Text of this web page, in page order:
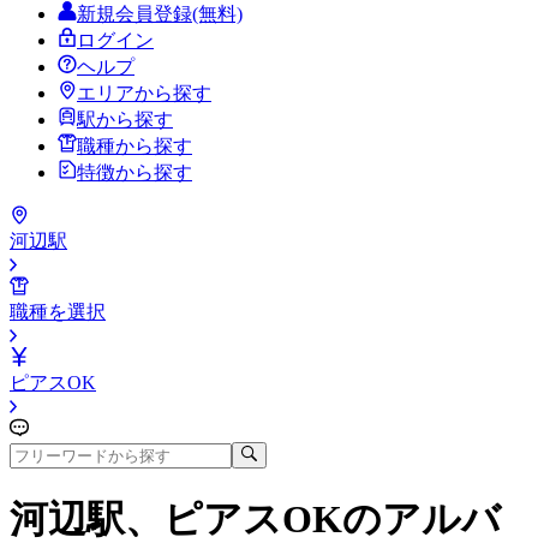
新規会員登録(無料)
ログイン
ヘルプ
エリアから探す
駅から探す
職種から探す
特徴から探す
河辺駅
職種を選択
ピアスOK
河辺駅、ピアスOKのアルバ